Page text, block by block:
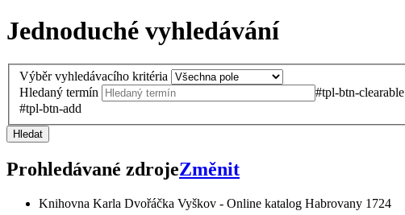
Jednoduché vyhledávání
Výběr vyhledávacího kritéria
Hledaný termín
#tpl-btn-clearable
#tpl-btn-add
Hledat
Prohledávané zdrojeZměnit
Knihovna Karla Dvořáčka Vyškov - Online katalog Habrovany 1724